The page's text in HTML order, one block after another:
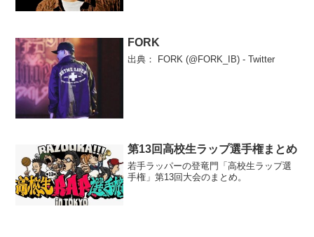
FORK
出典： FORK (@FORK_IB) - Twitter
第13回高校生ラップ選手権まとめ
若手ラッパーの登竜門「高校生ラップ選
手権」第13回大会のまとめ。